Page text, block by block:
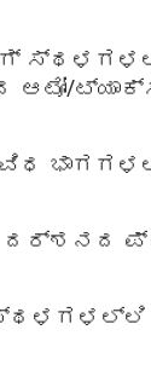
ಆಟೋ/
ದರ್ಶನದ